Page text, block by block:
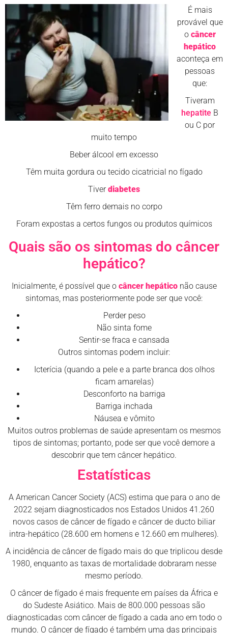
É mais
provável que
o câncer
hepático
aconteça em
pessoas
que:
Tiveram
hepatite B
ou C por
muito tempo
Beber álcool em excesso
Têm muita gordura ou tecido cicatricial no fígado
Tiverdiabetes
Têm ferro demais no corpo
Foram expostas a certos fungos ou produtos químicos
Quais são os sintomas do câncer
hepático?
Inicialmente, é possível que o câncer hepático não cause
sintomas, mas posteriormente pode ser que você:
Perder peso
Não sinta fome
Sentir-se fraca e cansada
Outros sintomas podem incluir:
Icterícia (quando a pele e a parte branca dos olhos
ficam amarelas)
Desconforto na barriga
Barriga inchada
Náusea e vômito
Muitos outros problemas de saúde apresentam os mesmos
tipos de sintomas; portanto, pode ser que você demore a
descobrir que tem câncer hepático.
Estatísticas
A American Cancer Society (ACS) estima que para o ano de
2022 sejam diagnosticados nos Estados Unidos 41.260
novos casos de câncer de fígado e câncer de ducto biliar
intra-hepático (28.600 em homens e 12.660 em mulheres).
A incidência de câncer de fígado mais do que triplicou desde
1980, enquanto as taxas de mortalidade dobraram nesse
mesmo período.
O câncer de fígado é mais frequente em países da África e
do Sudeste Asiático. Mais de 800.000 pessoas são
diagnosticadas com câncer de fígado a cada ano em todo o
mundo. O câncer de fígado é também uma das principais